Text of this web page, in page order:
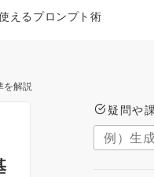
えるプロンプト術
を解説
疑問や